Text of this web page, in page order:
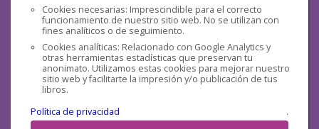
Cookies necesarias: Imprescindible para el correcto
funcionamiento de nuestro sitio web. No se utilizan con
fines analíticos o de seguimiento.
Cookies analíticas: Relacionado con Google Analytics y
otras herramientas estadísticas que preservan tu
anonimato. Utilizamos estas cookies para mejorar nuestro
sitio web y facilitarte la impresión y/o publicación de tus
libros.
Política de privacidad
.
Redes sociales